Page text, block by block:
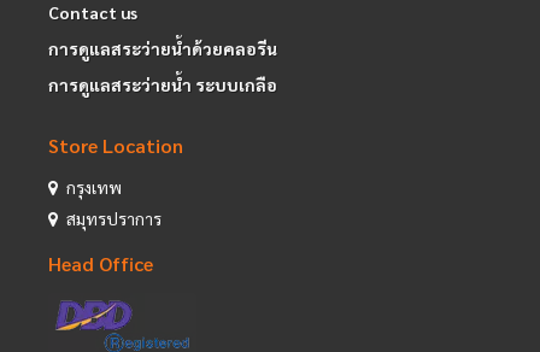
Contact us
การดูแลสระว่ายน้ำด้วยคลอรีน
การดูแลสระว่ายน้ำ ระบบเกลือ
Store Location
กรุงเทพ
สมุทรปราการ
Head Office